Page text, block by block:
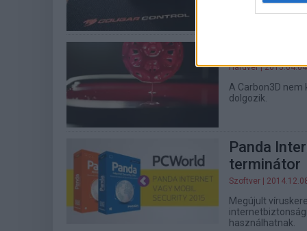
belekötni.
Hardver|
A Carbon3D nem
dolgozik.
Panda
terminátor
Szoftver |
Megújult
használhatnak.